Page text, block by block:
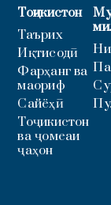
Тоҷикистон
Таърих
Иқтисодӣ
Фарҳанг ва
маориф
Сайёҳӣ
Тоҷикистон
ва ҷомеаи
ҷаҳон